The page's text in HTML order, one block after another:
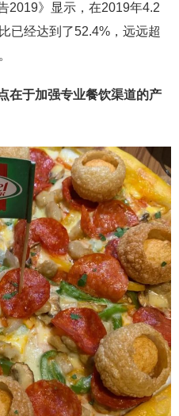
2019》显示，在2019年4.2
已经达到了52.4%，远远超
在于加强专业餐饮渠道的产